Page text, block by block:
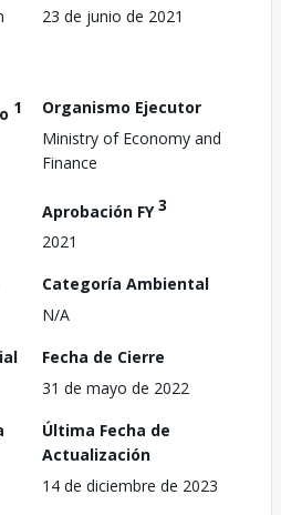
23 de junio de 2021
1
Organismo Ejecutor
Ministry of Economy and
Finance
Aprobación FY3
2021
Categoría Ambiental
N/A
Fecha de Cierre
31 de mayo de 2022
Última Fecha de
Actualización
14 de diciembre de 2023